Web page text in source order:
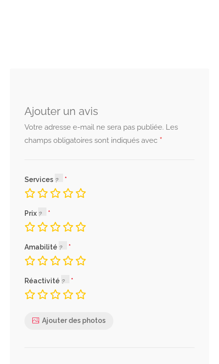
Ajouter un avis
Votre adresse e-mail ne sera pas publiée. Les
champs obligatoires sont indiqués avec *
Services
Prix
Amabilité
Réactivité
Ajouter des photos